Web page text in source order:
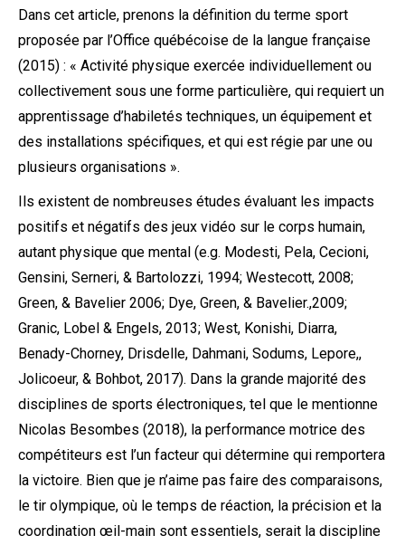
Dans cet article, prenons la définition du terme sport
proposée par l’Office québécoise de la langue française
(2015) : « Activité physique exercée individuellement ou
collectivement sous une forme particulière, qui requiert un
apprentissage d’habiletés techniques, un équipement et
des installations spécifiques, et qui est régie par une ou
plusieurs organisations ».
Ils existent de nombreuses études évaluant les impacts
positifs et négatifs des jeux vidéo sur le corps humain,
autant physique que mental (e.g. Modesti, Pela, Cecioni,
Gensini, Serneri, & Bartolozzi, 1994; Westecott, 2008;
Green, & Bavelier 2006; Dye, Green, & Bavelier.,2009;
Granic, Lobel & Engels, 2013; West, Konishi, Diarra,
Benady-Chorney, Drisdelle, Dahmani, Sodums, Lepore,,
Jolicoeur, & Bohbot, 2017). Dans la grande majorité des
disciplines de sports électroniques, tel que le mentionne
Nicolas Besombes (2018), la performance motrice des
compétiteurs est l’un facteur qui détermine qui remportera
la victoire. Bien que je n’aime pas faire des comparaisons,
le tir olympique, où le temps de réaction, la précision et la
coordination œil-main sont essentiels, serait la discipline